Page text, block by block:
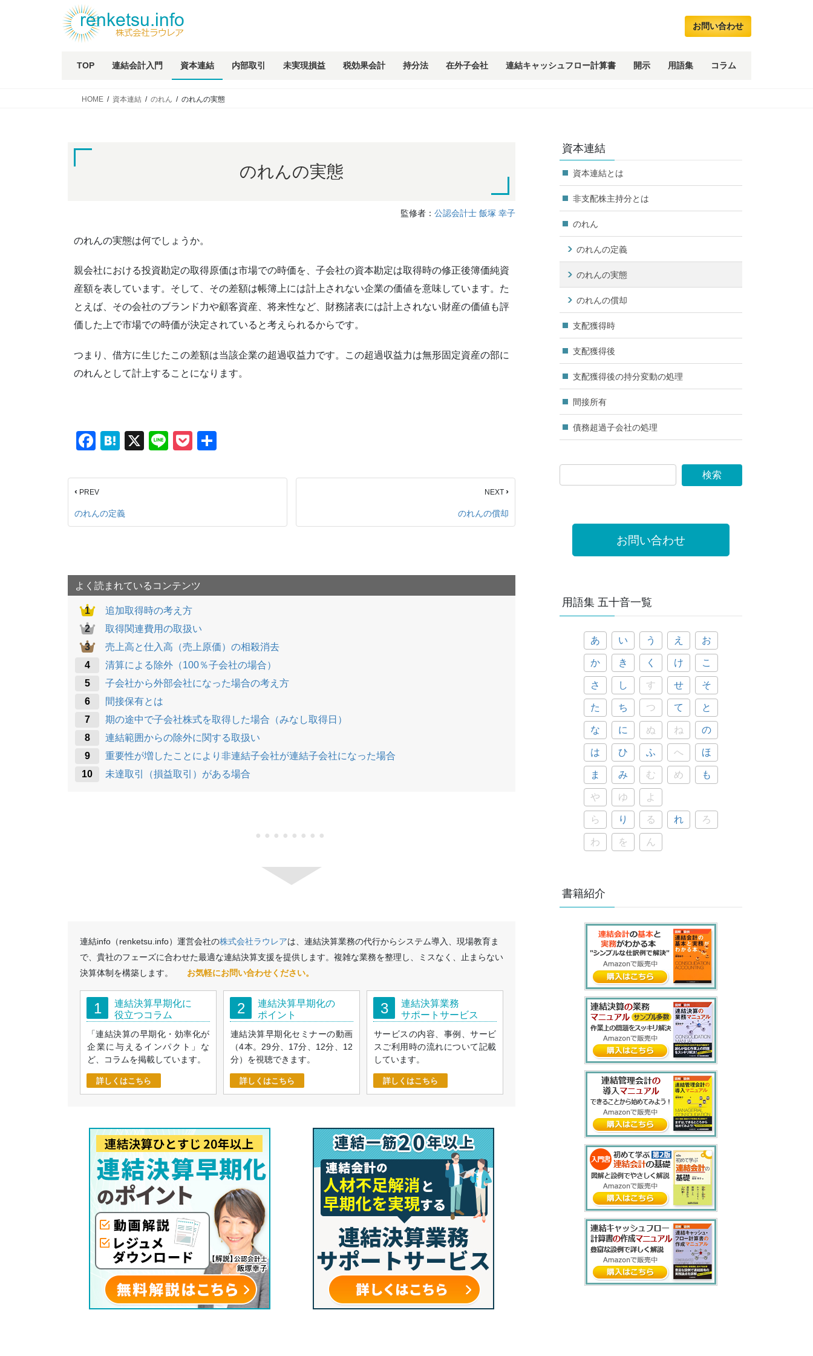
お問い合わせ
TOP 連結会計入門 資本連結 内部取引 未実現損益 税効果会計 持分法 在外子会社 連結キャッシュフロー計算書 開示 用語集 コラム
HOME 資本連結 のれん のれんの実態
のれんの実態
監修者： 公認会計士 飯塚 幸子
のれんの実態は何でしょうか。
親会社における投資勘定の取得原価は市場での時価を、子会社の資本勘定は取得時の修正後簿価純資
産額を表しています。そして、その差額は帳簿上には計上されない企業の価値を意味しています。た
とえば、その会社のブランド力や顧客資産、将来性など、財務諸表には計上されない財産の価値も評
価した上で市場での時価が決定されていると考えられるからです。
つまり、借方に生じたこの差額は当該企業の超過収益力です。この超過収益力は無形固定資産の部に
のれんとして計上することになります。
F
c
e
b
k
H
e
a
X
Li
e
P
ck
‹ PREV
のれんの定義
NEXT ›
のれんの償却
よく読まれているコンテンツ
追加取得時の考え方
取得関連費用の取扱い
売上高と仕入高（売上原価）の相殺消去
清算による除外（100％子会社の場合）
子会社から外部会社になった場合の考え方
間接保有とは
期の途中で子会社株式を取得した場合（みなし取得日）
連結範囲からの除外に関する取扱い
重要性が増したことにより非連結子会社が連結子会社になった場合
未達取引（損益取引）がある場合
●●●●●●●●
連結info（renketsu.info）運営会社の株式会社ラウレアは、連結決算業務の代行からシステム導入、現場教育ま
で、貴社のフェーズに合わせた最適な連結決算支援を提供します。複雑な業務を整理し、ミスなく、止まらない
決算体制を構築します。
お気軽にお問い合わせください。
1
連結決算早期化に
役立つコラム
「連結決算の早期化・効率化が
企業に与えるインパクト」な
ど、コラムを掲載しています。
詳しくはこちら
2
連結決算早期化の
ポイント
連結決算早期化セミナーの動画
（4本。29分、17分、12分、12
分）を視聴できます。
詳しくはこちら
3
連結決算業務
サポートサービス
サービスの内容、事例、サービ
スご利用時の流れについて記載
しています。
詳しくはこちら
資本連結
資本連結とは
非支配株主持分とは
のれん
のれんの定義
のれんの実態
のれんの償却
支配獲得時
支配獲得後
支配獲得後の持分変動の処理
間接所有
債務超過子会社の処理
お問い合わせ
用語集 五十音一覧
あ い う え お
か き く け こ
さ し す せ そ
た ち つ て と
な に ぬ ね の
は ひ ふ へ ほ
ま み む め も
や ゆ よ
ら り る れ ろ
わ を ん
書籍紹介